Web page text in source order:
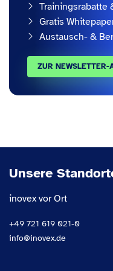
Trainingsrabatte
Gratis
Austausch- &
ZUR NEWSLETTER-
Unsere
inovex vor Ort
+49 721 619 021-0
info@inovex.de